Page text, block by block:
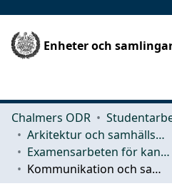
Enheter och
Chalmers ODR
Arkitektur och samhällsbyggnadsteknik (ACE)
Examensarbeten för kandidatexamen
Kommunikation och samverkan mellan projektering, inköp och produktion (PIP) i ett byggprojekt. En utredning av en PIP-plan och ett förslag på en arbetsplan.